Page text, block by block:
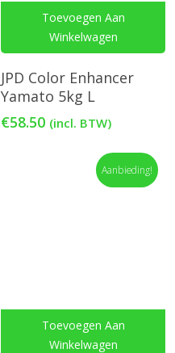
Toevoegen Aan
Winkelwagen
JPD Color Enhancer
Yamato 5kg L
€58.50 (incl. BTW)
Aanbieding!
Toevoegen Aan
Winkelwagen